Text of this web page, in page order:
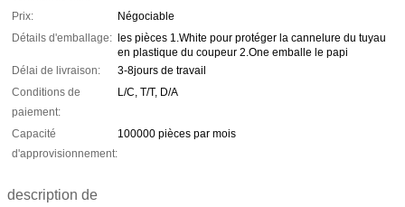
Prix:
Négociable
Détails d'emballage: les pièces 1.White pour protéger la cannelure du tuyau
en plastique du coupeur 2.One emballe le papi
Délai de livraison:
3-8jours de travail
Conditions de
paiement:
L/C, T/T, D/A
Capacité
d'approvisionnement:
100000 pièces par mois
description de